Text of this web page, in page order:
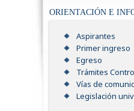
ORIENTACIÓN E
Aspirantes
Primer ingreso
Egreso
Trámites
Vías de
Legislación